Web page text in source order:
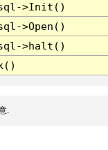
>Init()
>Open()
>halt()
.